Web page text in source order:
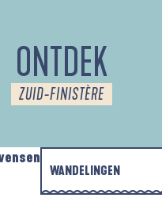
ONTDEK
ZUID-FINISTÈRE
WANDELINGEN